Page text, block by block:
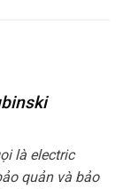
là electric
quản và bảo